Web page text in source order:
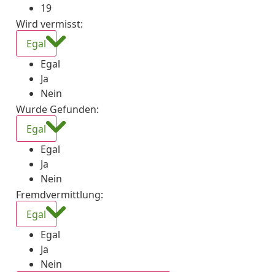
19
Wird vermisst:
Egal
Egal
Ja
Nein
Wurde Gefunden:
Egal
Egal
Ja
Nein
Fremdvermittlung:
Egal
Egal
Ja
Nein